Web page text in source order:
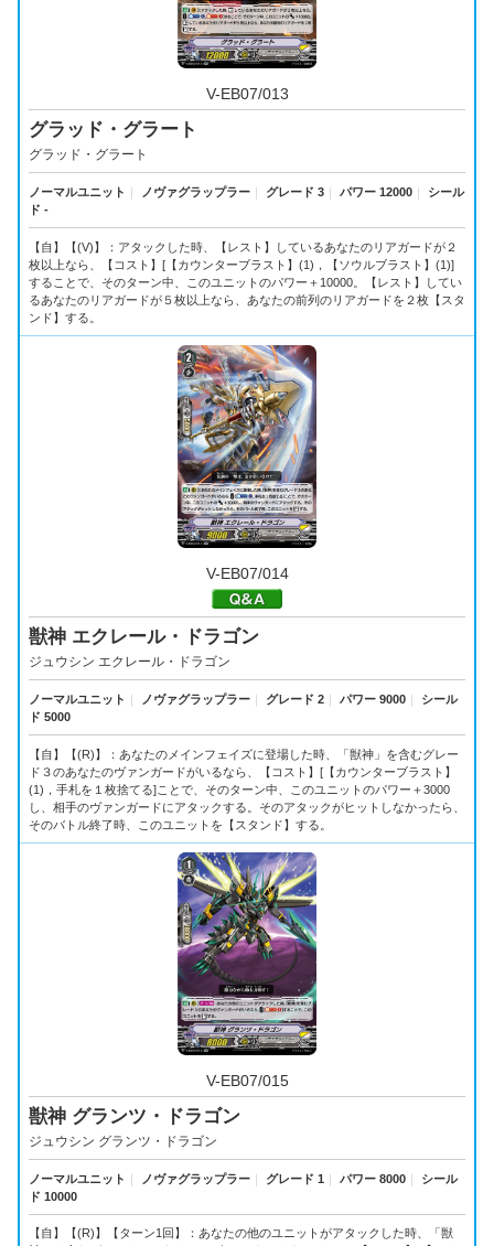
V-EB07/013
グラッド・グラート
グラッド・グラート
ノーマルユニット ｜ ノヴァグラップラー ｜ グレード 3 ｜ パワー 12000 ｜
シール
ド -
【自】【(V)】：アタックした時、【レスト】しているあなたのリアガードが２
枚以上なら、【コスト】[【カウンターブラスト】(1)，【ソウルブラスト】(1)]
することで、そのターン中、このユニットのパワー＋10000。【レスト】してい
るあなたのリアガードが５枚以上なら、あなたの前列のリアガードを２枚【スタ
ンド】する。
V-EB07/014
獣神 エクレール・ドラゴン
ジュウシン エクレール・ドラゴン
ノーマルユニット ｜ ノヴァグラップラー ｜ グレード 2 ｜ パワー 9000 ｜
シール
ド 5000
【自】【(R)】：あなたのメインフェイズに登場した時、「獣神」を含むグレー
ド３のあなたのヴァンガードがいるなら、【コスト】[【カウンターブラスト】
(1)，手札を１枚捨てる]ことで、そのターン中、このユニットのパワー＋3000
し、相手のヴァンガードにアタックする。そのアタックがヒットしなかったら、
そのバトル終了時、このユニットを【スタンド】する。
V-EB07/015
獣神 グランツ・ドラゴン
ジュウシン グランツ・ドラゴン
ノーマルユニット ｜ ノヴァグラップラー ｜ グレード 1 ｜ パワー 8000 ｜
シール
ド 10000
【自】【(R)】【ターン1回】：あなたの他のユニットがアタックした時、「獣